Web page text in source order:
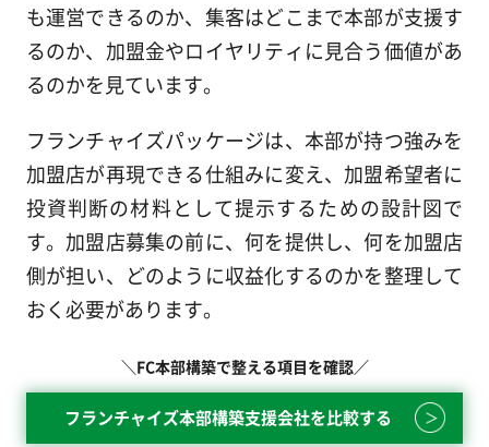
も運営できるのか、集客はどこまで本部が支援す
るのか、加盟金やロイヤリティに見合う価値があ
るのかを見ています。
フランチャイズパッケージは、本部が持つ強みを
加盟店が再現できる仕組みに変え、加盟希望者に
投資判断の材料として提示するための設計図で
す。加盟店募集の前に、何を提供し、何を加盟店
側が担い、どのように収益化するのかを整理して
おく必要があります。
＼FC本部構築で整える項目を確認／
フランチャイズ本部構築支援会社を比較する